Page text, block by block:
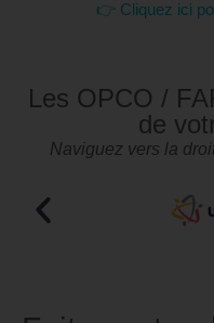
👉 Cliquez ici
Les OPCO /
de
Naviguez vers la